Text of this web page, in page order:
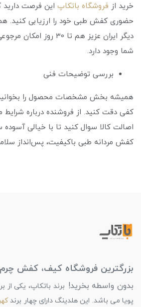
خرید از فروشگاه باتکاپ این فرصت
حضوری کفش طبی خود را ارزیابی کنید.
دیگر ایران عزیز هم تا
شما وجود دارد.
بررسی توضیحات فنی
همیشه بخش مشخصات محصول را
کفی دقت کنید. از فروشنده درباره شرایط
اصالت کالا سوال کنید تا با خیالی
کفش مردانه طبی باکیفیت، پس‌انداز
بزرگترین فروشگاه کیف، کفش چرم
بدون واسطه بخرید! برند باتکاپ، یکی
پویا می باشد. این هلدینگ دارای چهار برند